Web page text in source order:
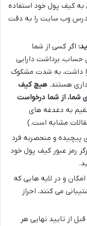
به کیف پول خود استفاده
وب سایت را به دقت
اگر کسی از شما
حساب، برداشت دارایی
داشت، به شدت مشکوک
هستند. هیچ کیف
شما، از شما درخواست
به دغدغه های
مشابه است.)
پیچیده و منحصربه فرد
رمز عبور کیف پول خود
و در لایه هایی که
می کنند، احراز
از تایید نهایی هر